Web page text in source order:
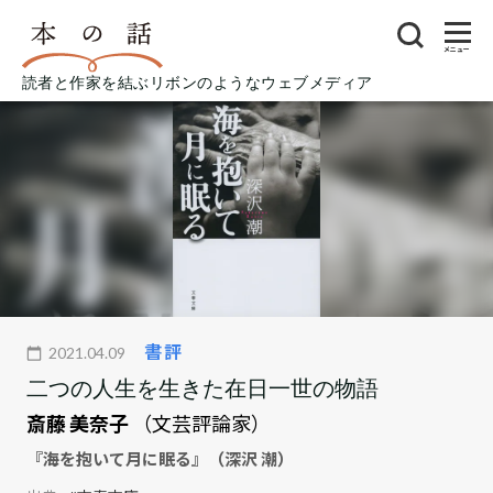
読者と作家を結ぶリボンのようなウェブメディア
メニュー
2021.04.09 書評
二つの人生を生きた在日一世の物語
斎藤 美奈子
（文芸評論家）
『海を抱いて月に眠る』（深沢 潮）